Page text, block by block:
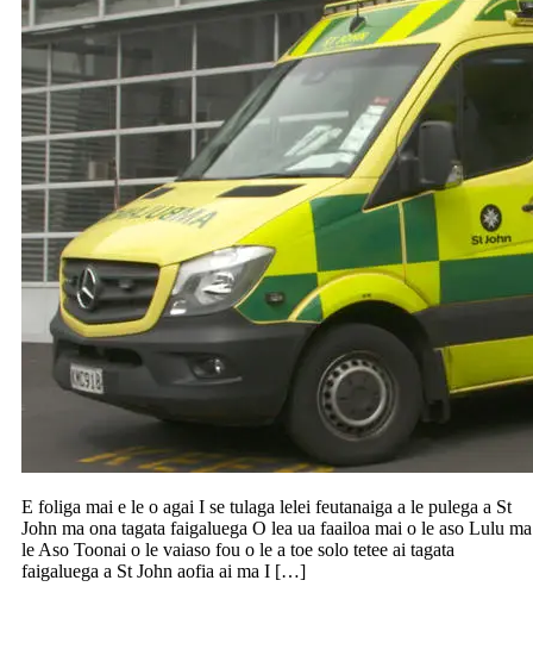
E foliga mai e le o agai I se tulaga lelei feutanaiga a le pulega a St
John ma ona tagata faigaluega O lea ua faailoa mai o le aso Lulu ma
le Aso Toonai o le vaiaso fou o le a toe solo tetee ai tagata
faigaluega a St John aofia ai ma I […]